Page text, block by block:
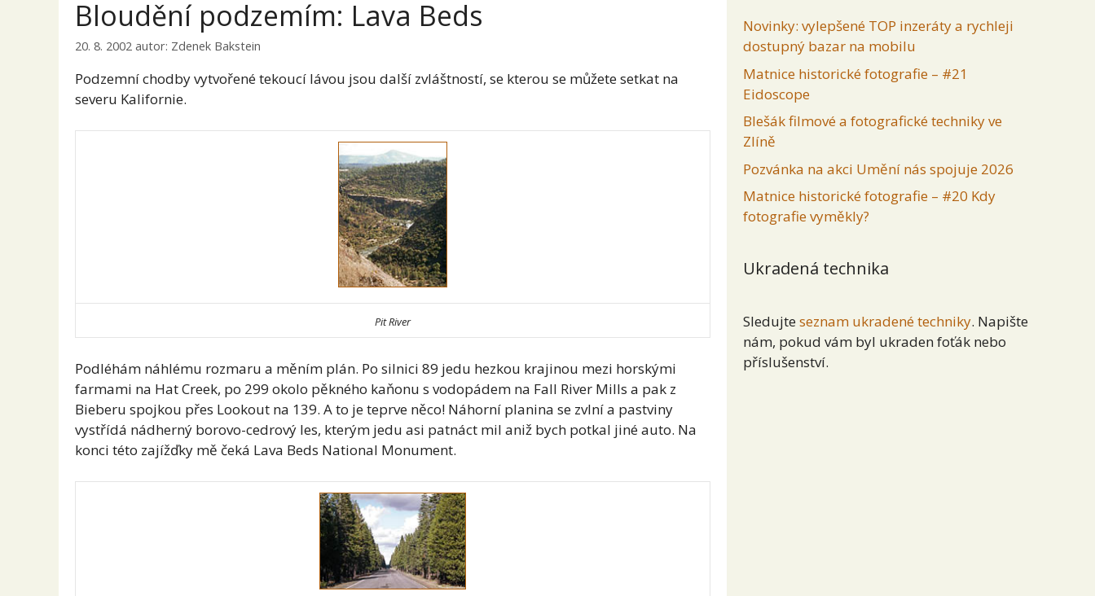
Bloudění podzemím: Lava Beds
20. 8. 2002 autor: Zdenek Bakstein
Podzemní chodby vytvořené tekoucí lávou jsou další zvláštností, se kterou se můžete setkat na
severu Kalifornie.
Pit River
Podléhám náhlému rozmaru a měním plán. Po silnici 89 jedu hezkou krajinou mezi horskými
farmami na Hat Creek, po 299 okolo pěkného kaňonu s vodopádem na Fall River Mills a pak z
Bieberu spojkou přes Lookout na 139. A to je teprve něco! Náhorní planina se zvlní a pastviny
vystřídá nádherný borovo-cedrový les, kterým jedu asi patnáct mil aniž bych potkal jiné auto. Na
konci této zajížďky mě čeká Lava Beds National Monument.
Novinky: vylepšené TOP inzeráty a rychleji
dostupný bazar na mobilu
Matnice historické fotografie – #21
Eidoscope
Blešák filmové a fotografické techniky ve
Zlíně
Pozvánka na akci Umění nás spojuje 2026
Matnice historické fotografie – #20 Kdy
fotografie vyměkly?
Ukradená technika
Sledujte seznam ukradené techniky. Napište
nám, pokud vám byl ukraden foťák nebo
příslušenství.